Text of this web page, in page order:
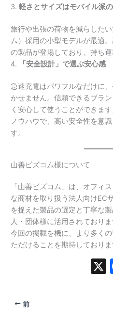
3.軽さとサイズはモバイル派
旅行や出張の荷物を減らした
ム）採用の小型モデルが最適
の製品が登場しており、持ち運
4.
「安全設計」で選ぶ安心感
急速充電はパワフルなだけに
かせません。信頼できるブラ
く安心して使うことができま
ノウハウで、高い安全性を意
す。
山善ビズコム様について
「山善ビズコム」は、オフィ
な商材を取り扱う法人向けEC
を捉えた製品の選定と丁寧な
人・団体様に活用されておりま
今回の掲載を機に、より多く
ただけることを期待しておりま
前